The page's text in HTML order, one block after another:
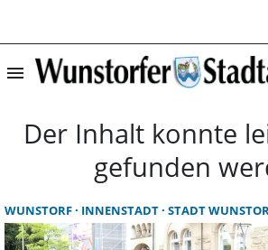
menu
Der Inhalt konnte
gefunden
WUNSTORF INNENSTADT STADT